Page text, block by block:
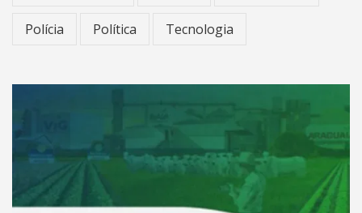
Polícia Política Tecnologia